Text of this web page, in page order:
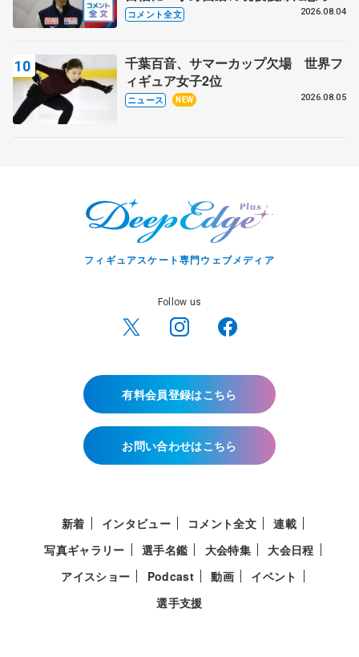
いること 【アジアンオープントロフ
コメント全文 2026.08.04
千葉百音、サマーカップ欠場 世界フ
ィギュア女子2位
ニュース NEW 2026.08.05
フィギュアスケート専門ウェブメディア
Follow us
有料会員登録はこちら
お問い合わせはこちら
新着 インタビュー コメント全文
連載
写真ギャラリー
選手名鑑 大会特集
大会日程
アイスショー
Podcast 動画
イベント
選手支援